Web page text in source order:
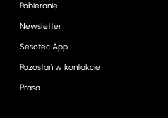
Pobieranie
Newsletter
Sesotec App
Pozostań w kontakcie
Prasa